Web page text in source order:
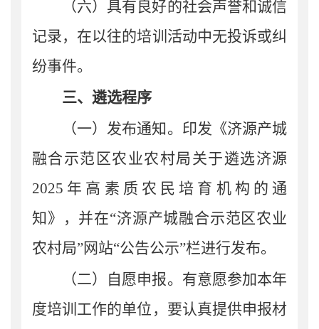
（六） 具有良好的社会声誉和诚信
记录，在以往的培训活动中无投诉或纠
纷事件。
三、 遴选程序
（一）发布通知。 印发《济源产城
融合示范区农业农村局关于遴选济源
2025 年 高素质农民培育机构 的通
知》 ，并在“济源产城融合示范区农业
农村局”网站“公告公示”栏进行发布。
（二）自愿申报。 有意愿参加本年
度培训工作的单位，要认真提供申报材